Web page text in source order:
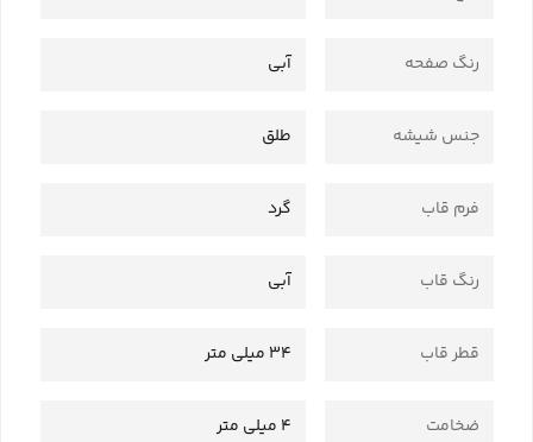
رنگ صفحه آبی
جنس شیشه طلق
فرم قاب گرد
رنگ قاب آبی
قطر قاب 34 میلی متر
ضخامت 4 میلی متر